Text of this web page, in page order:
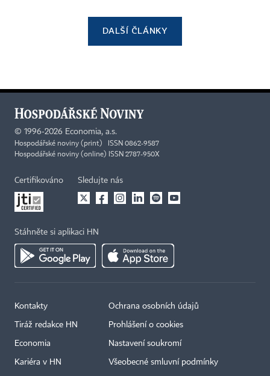
DALŠÍ ČLÁNKY
© 1996-2026 Economia, a.s.
Hospodářské noviny (print) ISSN 0862-9587
Hospodářské noviny (online) ISSN 2787-950X
Certifikováno Sledujte nás
Stáhněte si aplikaci HN
Kontakty
Tiráž redakce HN
Economia
Kariéra v HN
Ochrana osobních údajů
Prohlášení o cookies
Nastavení soukromí
Všeobecné smluvní podmínky